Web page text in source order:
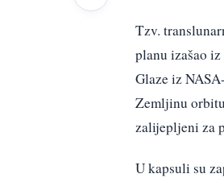
Tzv.
planu izašao
Glaze iz
Zemljinu
zalijepljeni za
U kapsuli su